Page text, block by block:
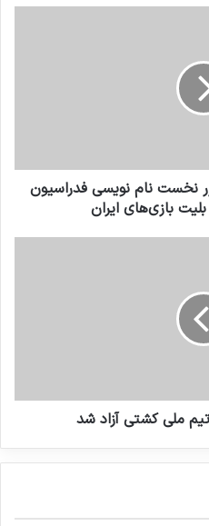
در روزر نخست نام نویسی فدراسیون
بازی‌های ایران
ملی کشتی آزاد شد